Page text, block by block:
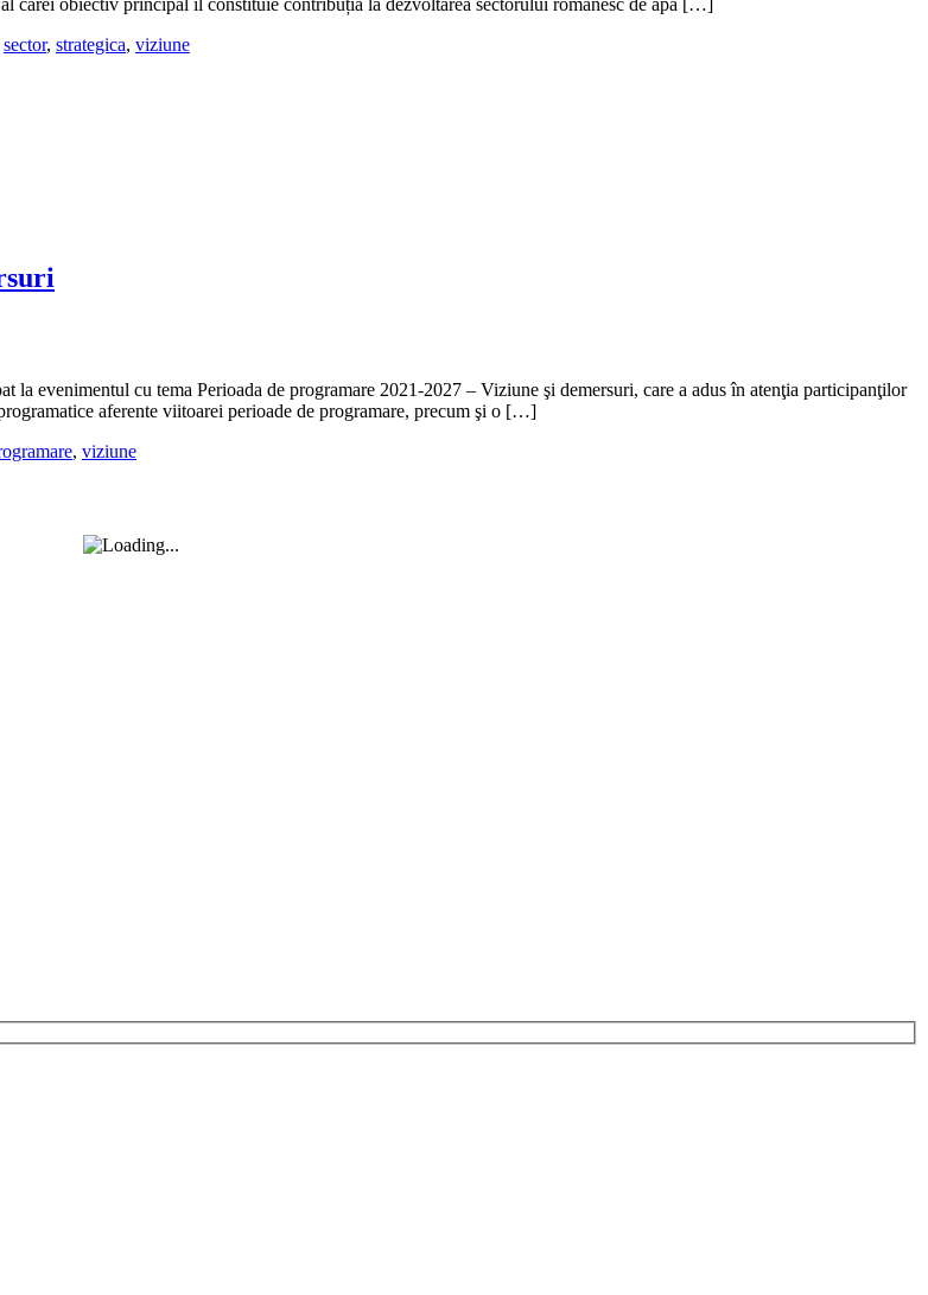
obiectiv principal îl constituie contribuția la dezvoltarea sectorului românesc de apă […]
sector, strategica, viziune
evenimentul cu tema Perioada de programare 2021-2027 – Viziune şi demersuri, care a adus în atenţia participanţilor
aferente viitoarei perioade de programare, precum şi o […]
, viziune